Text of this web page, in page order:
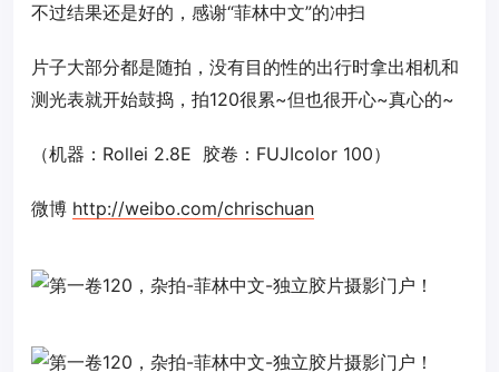
不过结果还是好的，感谢“菲林中文”的冲扫
片子大部分都是随拍，没有目的性的出行时拿出相机和
测光表就开始鼓捣，拍120很累~但也很开心~真心的~
（机器：Rollei 2.8E 胶卷：FUJIcolor 100）
微博 http://weibo.com/chrischuan